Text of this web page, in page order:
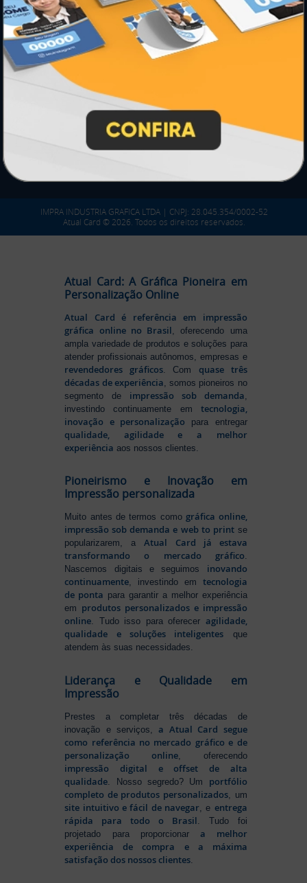
SEGURANÇA
IMPRA INDUSTRIA GRAFICA LTDA | CNPJ: 28.045.354/0002-52
Atual Card © 2026. Todos os direitos reservados.
Atual Card: A Gráfica Pioneira em
Personalização Online
Atual Card é referência em impressão
gráfica online no Brasil , oferecendo uma
ampla variedade de produtos e soluções para
atender profissionais autônomos, empresas e
revendedores gráficos. Comquase três
décadas de experiência , somos pioneiros no
segmento de impressão sob demanda
investindo continuamente em tecnologia,
inovação e personalização para entregar
qualidade, agilidade e a melhor
experiência aos nossos clientes.
Pioneirismo e Inovação em
Impressão personalizada
Muito antes de termos como gráfica online,
impressão sob demanda e web to printse
popularizarem, aAtual Card já estava
transformando o mercado gráfico.
Nascemos digitais e seguimos inovando
continuamente, investindo em tecnologia
de ponta para garantir a melhor experiência
em produtos personalizados e impressão
online. Tudo isso para oferecer agilidade,
qualidade e soluções inteligentes que
atendem às suas necessidades.
Liderança e Qualidade em
Impressão
Prestes a completar três décadas de
inovação e serviços,a Atual Card segue
como referência no mercado gráfico e de
personalização online, oferecendo
impressão digital e offset de alta
qualidade . Nosso segredo? Um portfólio
completo de produtos personalizados , um
site intuitivo e fácil de navegar , e entrega
rápida para todo o Brasil . Tudo foi
projetado para proporcionara melhor
experiência de compra e a máxima
satisfação dos nossos clientes